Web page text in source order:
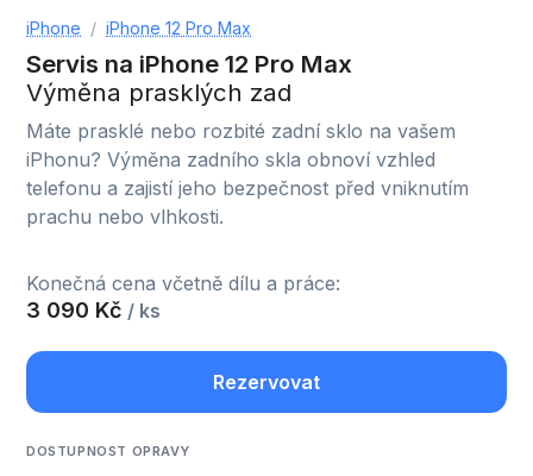
iPhone iPhone 12 Pro Max
Servis na iPhone 12 Pro Max
Výměna prasklých zad
Máte prasklé nebo rozbité zadní sklo na vašem
iPhonu? Výměna zadního skla obnoví vzhled
telefonu a zajistí jeho bezpečnost před vniknutím
prachu nebo vlhkosti.
Konečná cena včetně dílu a práce:
3 090 Kč / ks
Rezervovat
DOSTUPNOST OPRAVY